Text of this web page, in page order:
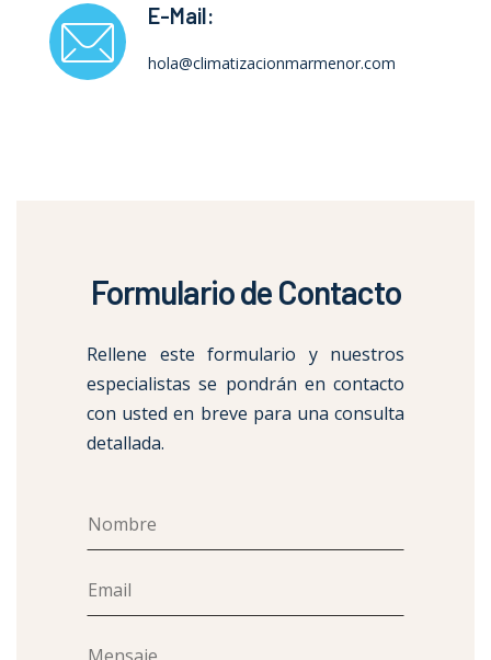
E-Mail:
hola@climatizacionmarmenor.com
Formulario de Contacto
Rellene este formulario y nuestros
especialistas se pondrán en contacto
con usted en breve para una consulta
detallada.